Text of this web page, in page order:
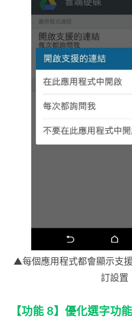
▲每個應用程式都會顯示支
訂設置
【功能 8】優化選字功能